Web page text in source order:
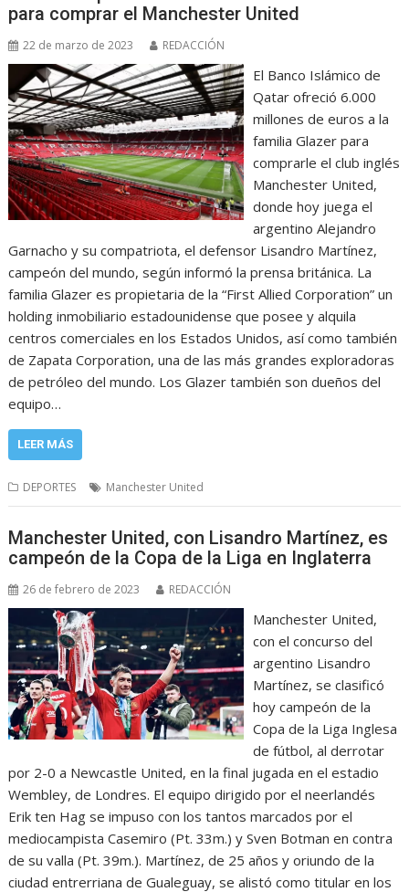
para comprar el Manchester United
22 de marzo de 2023 REDACCIÓN
El Banco Islámico de
Qatar ofreció 6.000
millones de euros a la
familia Glazer para
comprarle el club inglés
Manchester United,
donde hoy juega el
argentino Alejandro
Garnacho y su compatriota, el defensor Lisandro Martínez,
campeón del mundo, según informó la prensa británica. La
familia Glazer es propietaria de la “First Allied Corporation” un
holding inmobiliario estadounidense que posee y alquila
centros comerciales en los Estados Unidos, así como también
de Zapata Corporation, una de las más grandes exploradoras
de petróleo del mundo. Los Glazer también son dueños del
equipo…
LEER MÁS
DEPORTES Manchester United
Manchester United, con Lisandro Martínez, es
campeón de la Copa de la Liga en Inglaterra
26 de febrero de 2023 REDACCIÓN
Manchester United,
con el concurso del
argentino Lisandro
Martínez, se clasificó
hoy campeón de la
Copa de la Liga Inglesa
de fútbol, al derrotar
por 2-0 a Newcastle United, en la final jugada en el estadio
Wembley, de Londres. El equipo dirigido por el neerlandés
Erik ten Hag se impuso con los tantos marcados por el
mediocampista Casemiro (Pt. 33m.) y Sven Botman en contra
de su valla (Pt. 39m.). Martínez, de 25 años y oriundo de la
ciudad entrerriana de Gualeguay, se alistó como titular en los